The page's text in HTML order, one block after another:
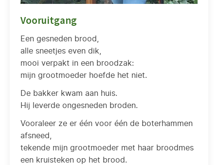
Vooruitgang
Een gesneden brood,
alle sneetjes even dik,
mooi verpakt in een broodzak:
mijn grootmoeder hoefde het niet.
De bakker kwam aan huis.
Hij leverde ongesneden broden.
Vooraleer ze er één voor één de boterhammen
afsneed,
tekende mijn grootmoeder met haar broodmes
een kruisteken op het brood.